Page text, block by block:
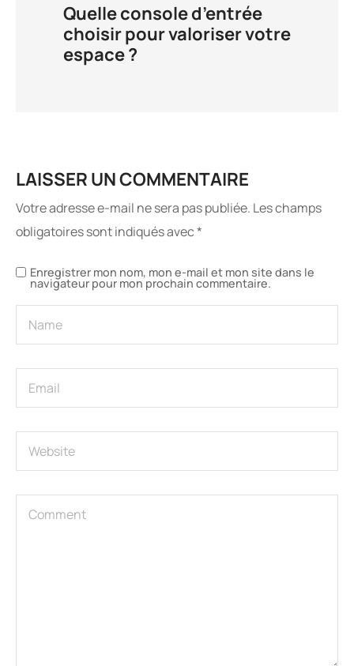
Quelle console d’entrée
choisir pour valoriser votre
espace ?
LAISSER UN COMMENTAIRE
Votre adresse e-mail ne sera pas publiée. Les champs
obligatoires sont indiqués avec*
Enregistrer mon nom, mon e-mail et mon site dans le
navigateur pour mon prochain commentaire.